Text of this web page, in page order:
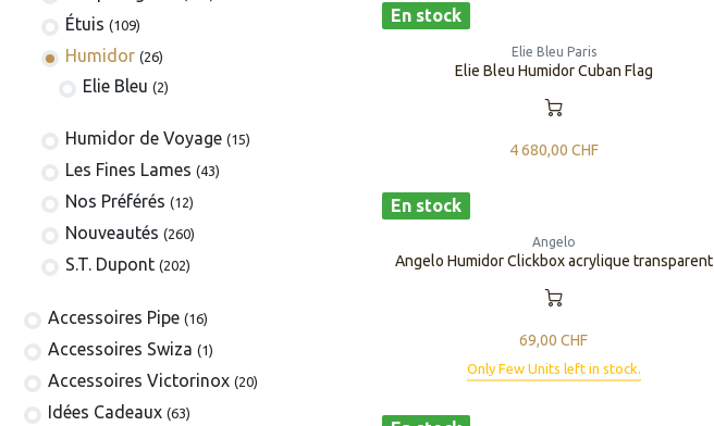
​Étuis (109)
Humidor (26)
Elie Bleu (2)
Humidor de Voyage (15)
Les Fines Lames (43)
Nos Préférés (12)
Nouveautés (260)
S.T. Dupont (202)
​​​​​​​​​​Accessoires Pipe (16)
Accessoires Swiza (1)
​​​​​​​​​​Accessoires Victorinox (20)
Idées Cadeaux (63)
En stock
Elie Bleu Paris
Elie Bleu Humidor Cuban Flag
4 680,00 CHF
En stock
Angelo
Angelo Humidor Clickbox acrylique transparent
69,00 CHF
Only Few Units left in stock.